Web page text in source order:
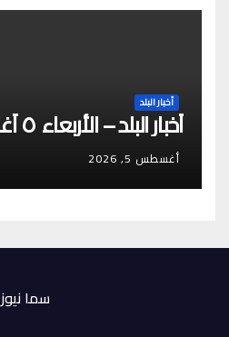
أخبار البلد
أخبار البلد – الأربعاء ٥ أغسطس ٢٠٢٦م
أغسطس 5, 2026
سما نيوز